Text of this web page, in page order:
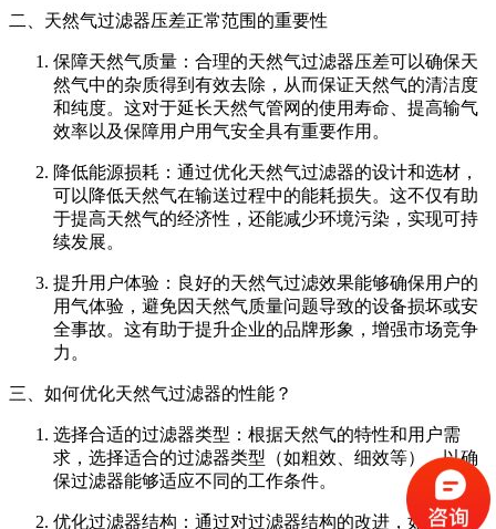
二、天然气过滤器压差正常范围的重要性
保障天然气质量：合理的天然气过滤器压差可以确保天
然气中的杂质得到有效去除，从而保证天然气的清洁度
和纯度。这对于延长天然气管网的使用寿命、提高输气
效率以及保障用户用气安全具有重要作用。
降低能源损耗：通过优化天然气过滤器的设计和选材，
可以降低天然气在输送过程中的能耗损失。这不仅有助
于提高天然气的经济性，还能减少环境污染，实现可持
续发展。
提升用户体验：良好的天然气过滤效果能够确保用户的
用气体验，避免因天然气质量问题导致的设备损坏或安
全事故。这有助于提升企业的品牌形象，增强市场竞争
力。
三、如何优化天然气过滤器的性能？
选择合适的过滤器类型：根据天然气的特性和用户需
求，选择适合的过滤器类型（如粗效、细效等），以确
保过滤器能够适应不同的工作条件。
优化过滤器结构：通过对过滤器结构的改进，如增加滤